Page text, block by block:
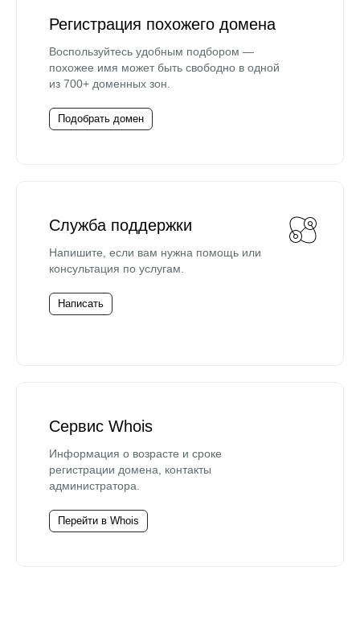
Регистрация похожего домена
Воспользуйтесь удобным подбором —
похожее имя может быть свободно в одной
из 700+ доменных зон.
Подобрать домен
Служба поддержки
Напишите, если вам нужна помощь или
консультация по услугам.
Написать
Сервис Whois
Информация о возрасте и сроке
регистрации домена, контакты
администратора.
Перейти в Whois